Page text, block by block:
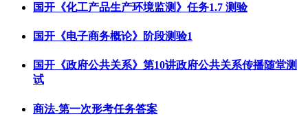
国开《化工产品生产环境监测》任务1.7 测验
国开《电子商务概论》阶段测验1
国开《政府公共关系》第10讲政府公共关系传播随堂测
试
商法-第一次形考任务答案